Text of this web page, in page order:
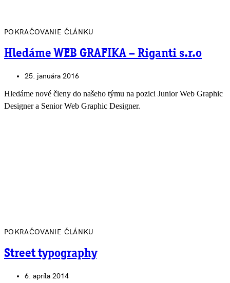
POKRAČOVANIE ČLÁNKU
Hledáme WEB GRAFIKA – Riganti s.r.o
25. januára 2016
Hledáme nové členy do našeho týmu na pozici Junior Web Graphic
Designer a Senior Web Graphic Designer.
POKRAČOVANIE ČLÁNKU
Street typography
6. apríla 2014